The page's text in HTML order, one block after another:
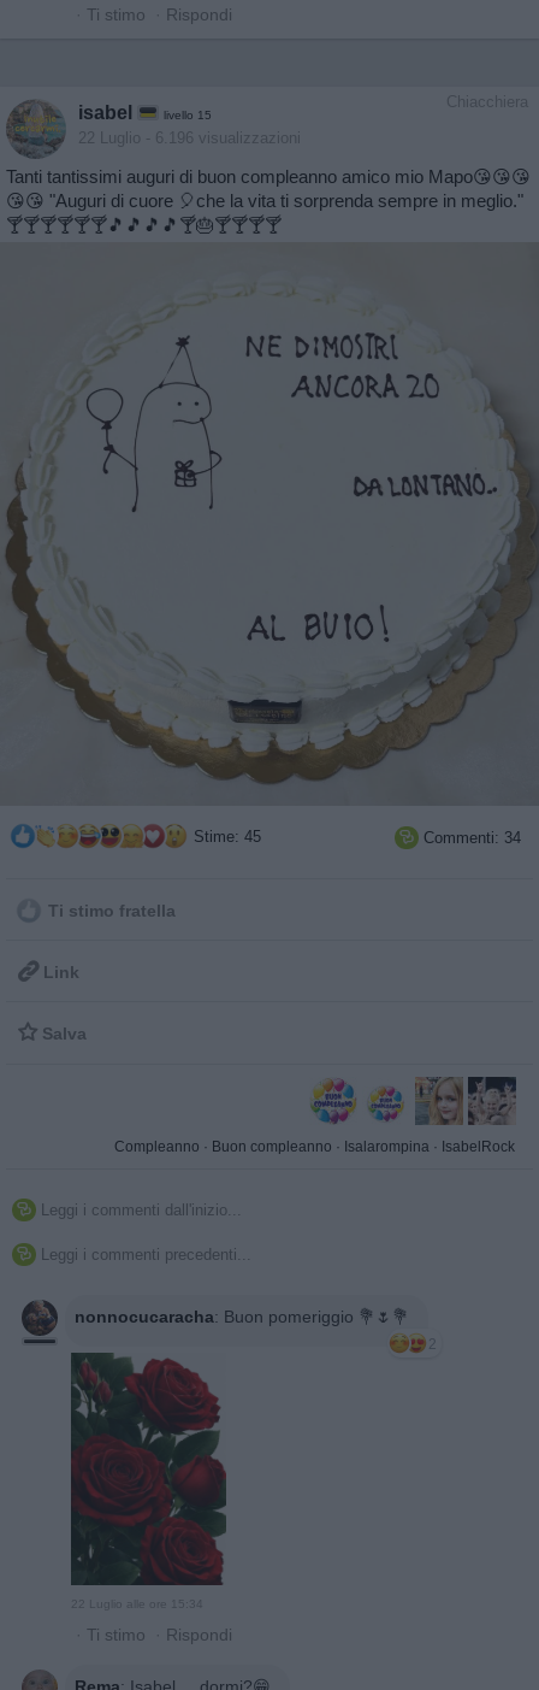
· Ti stimo · Rispondi
Chiacchiera
isabel livello 15
22 Luglio - 6.196 visualizzazioni
Tanti tantissimi auguri di buon compleanno amico mio Mapo😘😘😘
😘😘 "Auguri di cuore 🎈che la vita ti sorprenda sempre in meglio."
🍸🍸🍸🍸🍸🍸🎵🎵🎵🎵🍸🎂🍸🍸🍸🍸
Stime: 45  Commenti: 34
Ti stimo fratella
 Link
 Salva
Compleanno · Buon compleanno · Isalarompina · IsabelRock
 Leggi i commenti dall'inizio...
 Leggi i commenti precedenti...
nonnocucaracha: Buon pomeriggio 💐🌷💐
2
· Ti stimo · Rispondi